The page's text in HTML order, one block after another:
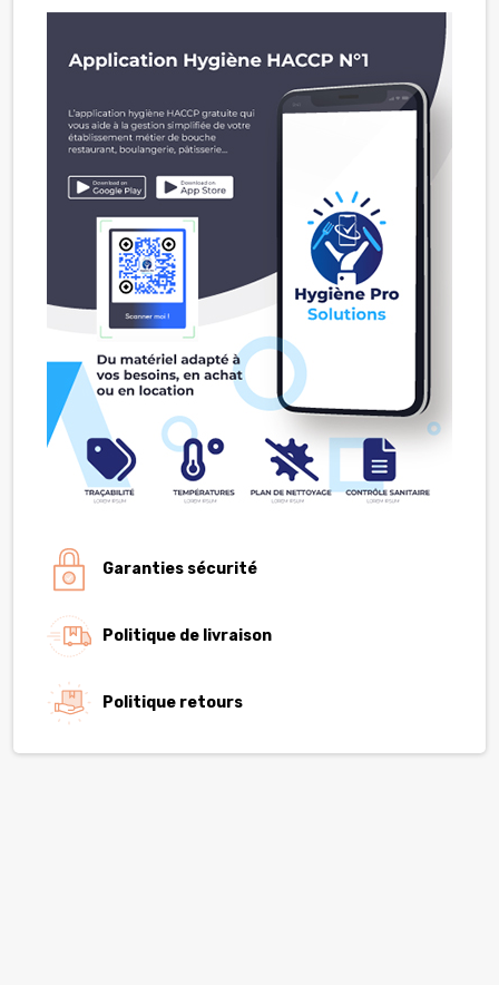
Garanties sécurité
Politique de livraison
Politique retours